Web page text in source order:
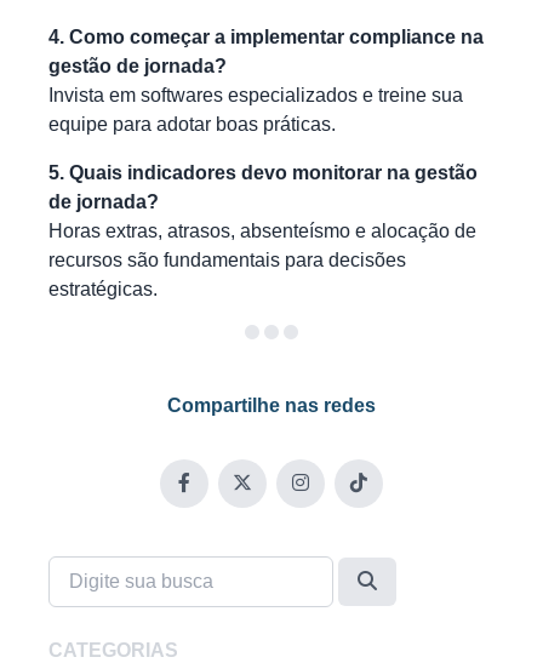
4. Como começar a implementar compliance na
gestão de jornada?
Invista em softwares especializados e treine sua
equipe para adotar boas práticas.
5. Quais indicadores devo monitorar na gestão
de jornada?
Horas extras, atrasos, absenteísmo e alocação de
recursos são fundamentais para decisões
estratégicas.
Compartilhe nas redes
CATEGORIAS